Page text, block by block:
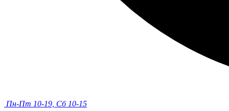
Пн-Пт 10-19, Сб 10-15